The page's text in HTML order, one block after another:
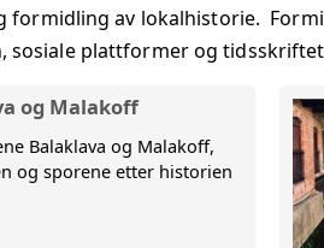
TILBAKEBLIKK
VANDRINGER
I GAMLE
av lokalhistorie.
sosiale plattformer og
og Malakoff
Balaklava og Malakoff,
og sporene etter historien